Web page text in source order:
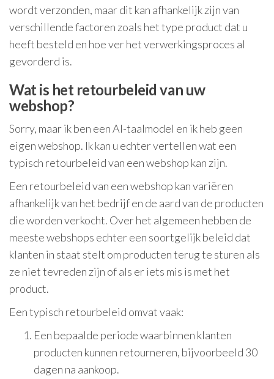
wordt verzonden, maar dit kan afhankelijk zijn van
verschillende factoren zoals het type product dat u
heeft besteld en hoe ver het verwerkingsproces al
gevorderd is.
Wat is het retourbeleid van uw
webshop?
Sorry, maar ik ben een AI-taalmodel en ik heb geen
eigen webshop. Ik kan u echter vertellen wat een
typisch retourbeleid van een webshop kan zijn.
Een retourbeleid van een webshop kan variëren
afhankelijk van het bedrijf en de aard van de producten
die worden verkocht. Over het algemeen hebben de
meeste webshops echter een soortgelijk beleid dat
klanten in staat stelt om producten terug te sturen als
ze niet tevreden zijn of als er iets mis is met het
product.
Een typisch retourbeleid omvat vaak:
Een bepaalde periode waarbinnen klanten
producten kunnen retourneren, bijvoorbeeld 30
dagen na aankoop.